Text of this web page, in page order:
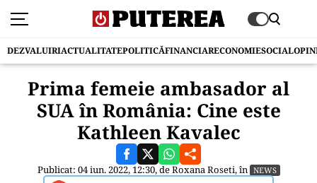
DEZVALUIRIACTUALITATEPOLITICĂFINANCIARECONOMIESOCIAL
Prima femeie ambasador al
SUA în România: Cine este
Kathleen Kavalec
Publicat: 04 iun. 2022, 12:30, deRoxana Roseti, în NEWS